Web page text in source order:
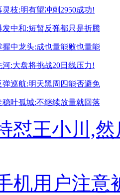
灵枝:明有望冲刺2950成功!
发中和:短暂反弹都只是折腾
握中龙头:成也量能败也量能
河:大盘将挑战20日线压力!
弹巡航:明天黑周四能否避免
稳叶孤城:不继续放量就回落
怼王小川,
机用户注意